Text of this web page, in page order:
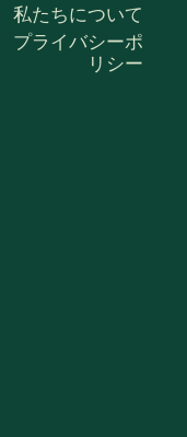
私たちについて
プライバシーポ
リシー